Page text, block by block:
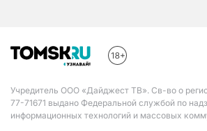
Учредитель ООО «Дайджест ТВ». Св-во о
77-71671 выдано Федеральной службой по
информационных технологий и массовых